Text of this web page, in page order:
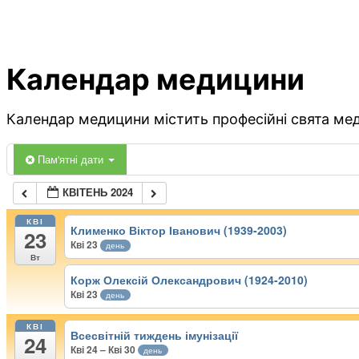
Календар медицини
Календар медицини містить професійні свята
Пам'ятні дати
КВІТЕНЬ 2024
КВІ
23
Вт
Клименко Віктор Іванович (1939-2003)
Кві 23 день
Корж Олексій Олександрович (1924-2010)
Кві 23 день
КВІ
24 Всесвітній тиждень імунізації
Кві 24 – Кві 30 день